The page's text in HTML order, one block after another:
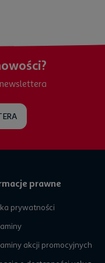
prawne
prywatności
akcji promocyjnych